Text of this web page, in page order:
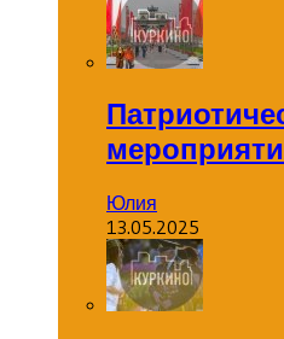
Юлия
13.05.2025